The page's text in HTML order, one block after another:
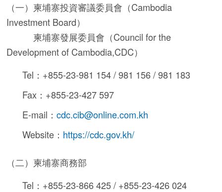
（一）柬埔寨投資審議委員會（Cambodia
Investment Board）
柬埔寨發展委員會（Council for the
Development of Cambodia,CDC）
Tel：+855-23-981 154 / 981 156 / 981 183
Fax：+855-23-427 597
E-mail：cdc.cib@online.com.kh
Website： https://cdc.gov.kh/
（二）柬埔寨商務部
Tel：+855-23-866 425 / +855-23-426 024